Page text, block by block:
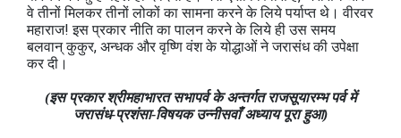
वे तीनों मिलकर तीनों लोकों का सामना करने के लिये पर्याप्त थे। वीरवर
महाराज! इस प्रकार नीति का पालन करने के लिये ही उस समय
बलवान् कुकुर, अन्धक और वृष्णि वंश के योद्धाओं ने जरासंध की उपेक्षा
कर दी।
(इस प्रकार श्रीमहाभारत सभापर्व के अन्तर्गत राजसूयारम्भ पर्व में
जरासंध-प्रशंसा-विषयक उन्नीसवाँ अध्याय पूरा हुआ)